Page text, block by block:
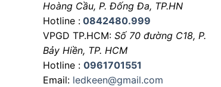
Hoàng Cầu, P. Đống Đa, TP.HN
Hotline : 0842480.999
VPGD TP.HCM: Số 70 đường C18, P.
Bảy Hiền, TP. HCM
Hotline : 0961701551
Email: ledkeen@gmail.com